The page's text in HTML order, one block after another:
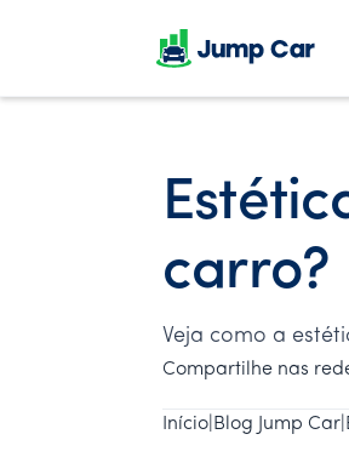
carro?
Veja como a
Compartilhe nas
Início Blog Jump Car